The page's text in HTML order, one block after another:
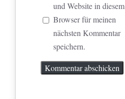
und Website in diesem
Browser für meinen
nächsten Kommentar
speichern.